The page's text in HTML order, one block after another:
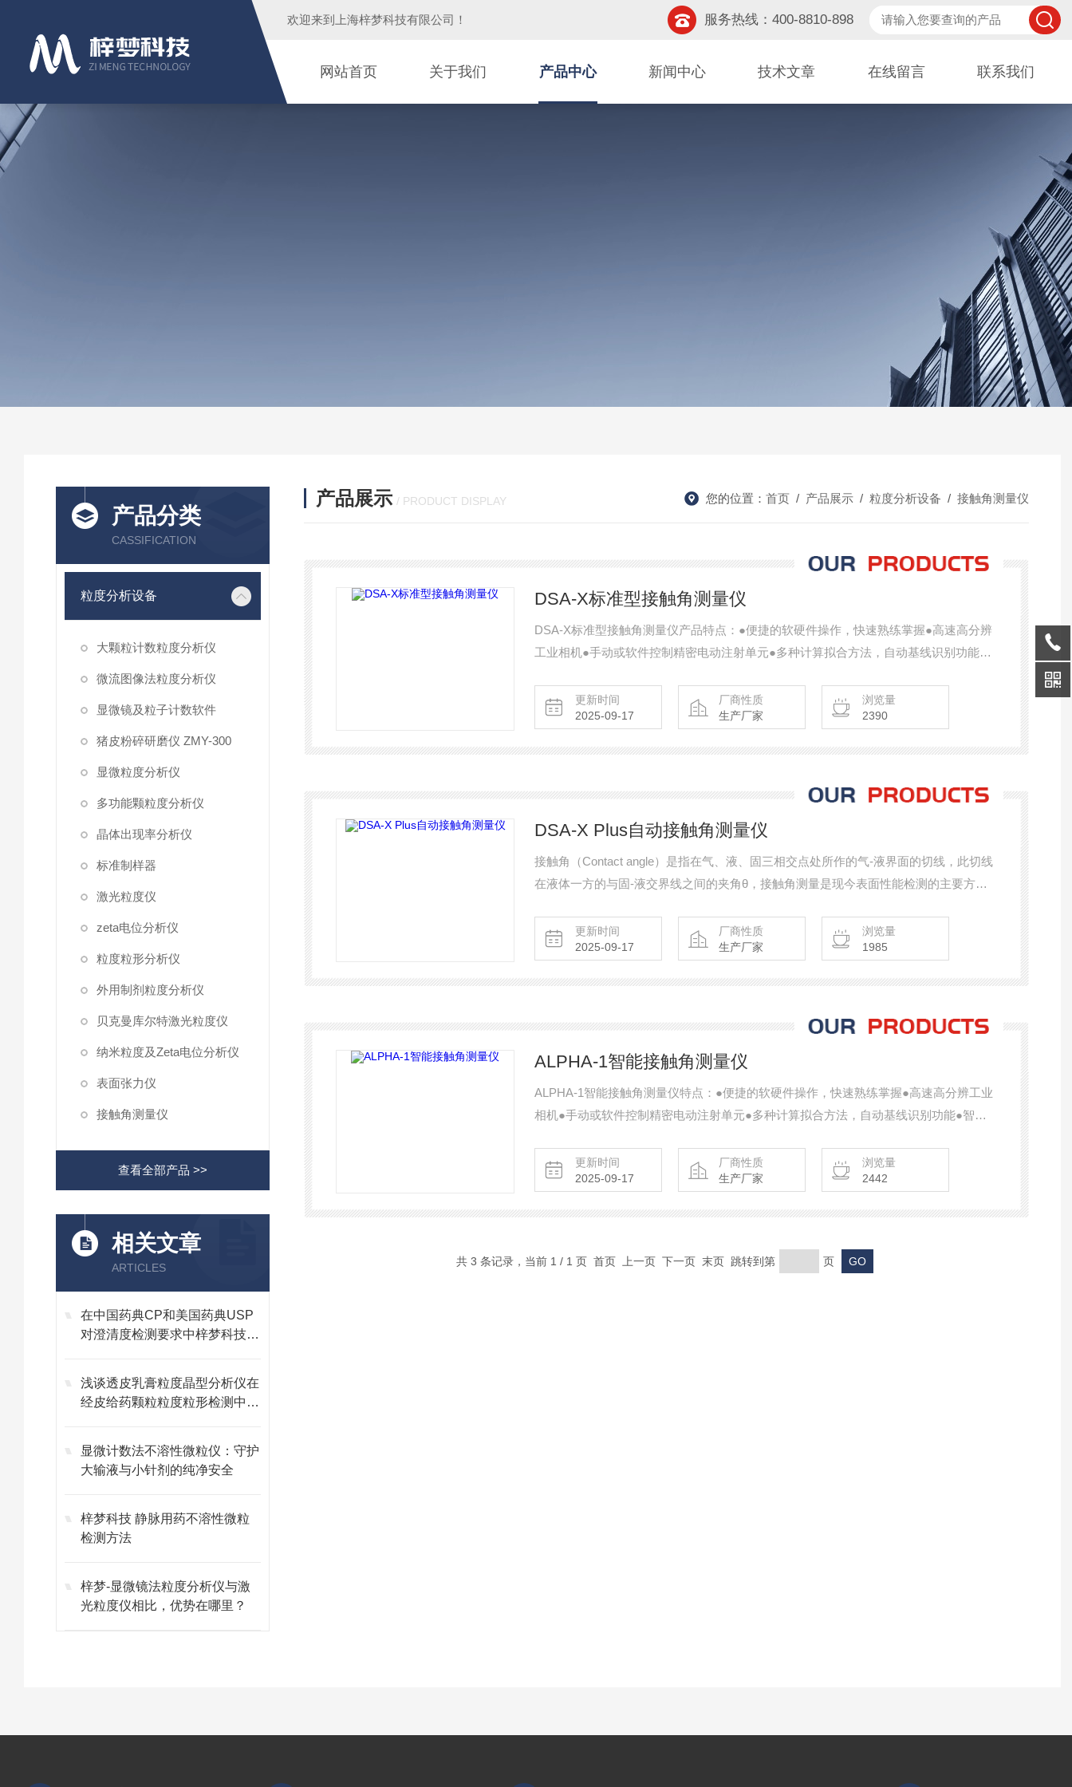
欢迎来到 上海梓梦科技有限公司 ！ 服务热线：400-8810-898
网站首页 关于我们 产品中心 新闻中心 技术文章 在线留言 联系我们
产品分类
CASSIFICATION
粒度分析设备
大颗粒计数粒度分析仪
微流图像法粒度分析仪
显微镜及粒子计数软件
猪皮粉碎研磨仪 ZMY-300
显微粒度分析仪
多功能颗粒度分析仪
晶体出现率分析仪
标准制样器
激光粒度仪
zeta电位分析仪
粒度粒形分析仪
外用制剂粒度分析仪
贝克曼库尔特激光粒度仪
纳米粒度及Zeta电位分析仪
表面张力仪
接触角测量仪
查看全部产品 >>
相关文章
ARTICLES
在中国药典CP和美国药典USP
对澄清度检测要求中梓梦科技是
浅谈透皮乳膏粒度晶型分析仪在
经皮给药颗粒粒度粒形检测中的
显微计数法不溶性微粒仪：守护
大输液与小针剂的纯净安全
梓梦科技 静脉用药不溶性微粒
检测方法
梓梦-显微镜法粒度分析仪与激
光粒度仪相比，优势在哪里？
产品展示 / PRODUCT DISPLAY 您的位置： 首页 / 产品展示 / 粒度分析设备 / 接触角测量仪
DSA-X标准型接触角测量仪
DSA-X标准型接触角测量仪产品特点：●便捷的软硬件操作，快速熟练掌握●高速高分辨
工业相机●手动或软件控制精密电动注射单元●多种计算拟合方法，自动基线识别功能●
能，一键导出实验报告●多种测量功能及模块可选●产线质控、实验室研发匹配
更新时间
2025-09-17
厂商性质
生产厂家
浏览量
2390
DSA-X Plus自动接触角测量仪
接触角（Contact angle）是指在气、液、固三相交点处所作的气-液界面的切线，此切线
在液体一方的与固-液交界线之间的夹角θ，接触角测量是现今表面性能检测的主要方
式测量高温状态下样品表面接触角、润湿性能、表界面张力、表面能等性能，设备通常
用于检测金属材料表面性能，设备性价比高、加热稳定、真空度高、功能全面、
更新时间
2025-09-17
厂商性质
生产厂家
浏览量
1985
ALPHA-1智能接触角测量仪
ALPHA-1智能接触角测量仪特点：●便捷的软硬件操作，快速熟练掌握●高速高分辨工业
相机●手动或软件控制精密电动注射单元●多种计算拟合方法，自动基线识别功能●智能
一键导出实验报告●多种测量功能及模块可选●产线质控、实验室研发匹配。
更新时间
2025-09-17
厂商性质
生产厂家
浏览量
2442
共 3 条记录，当前 1 / 1 页 首页 上一页 下一页 末页 跳转到第 页